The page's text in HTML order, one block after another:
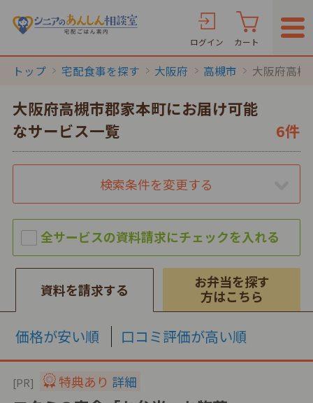
ログイン カート
トップ 宅配食事を探す 大阪府 高槻市 大阪府高槻
大阪府高槻市郡家本町にお届け可能
なサービス一覧
6件
検索条件を変更する
資料を請求する
お弁当を探す
方はこちら
価格が安い順 口コミ評価が高い順
[PR] 特典あり 詳細